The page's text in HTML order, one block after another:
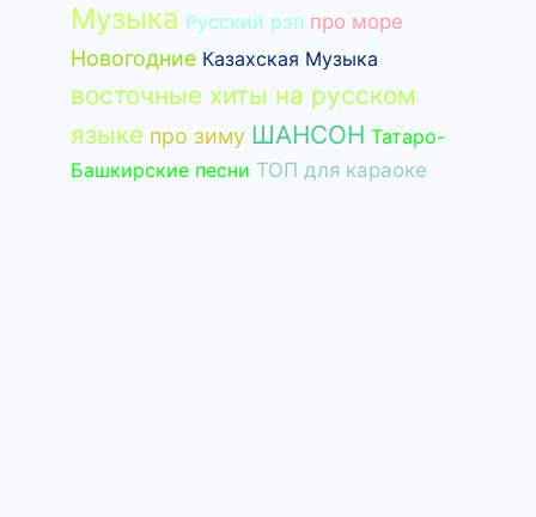
Музыка Русский рэп про море
Новогодние Казахская Музыка
восточные хиты на русском
языке про зиму ШАНСОН Татаро-
Башкирские песни ТОП для караоке